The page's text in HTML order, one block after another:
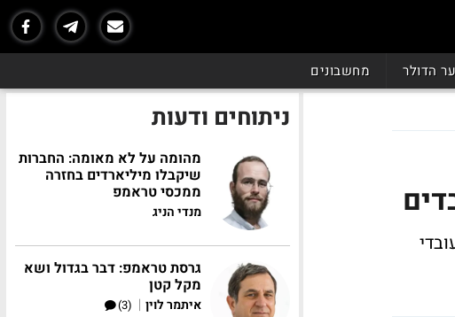
הדולר מחשבונים
ניתוחים ודעות
מהומה על לא מאומה: החברות
שיקבלו מיליארדים בחזרה
ממכסי טראמפ
מנדי הניג
גרסת טראמפ: דבר בגדול ושא
מקל קטן
איתמר לוין |
(3)